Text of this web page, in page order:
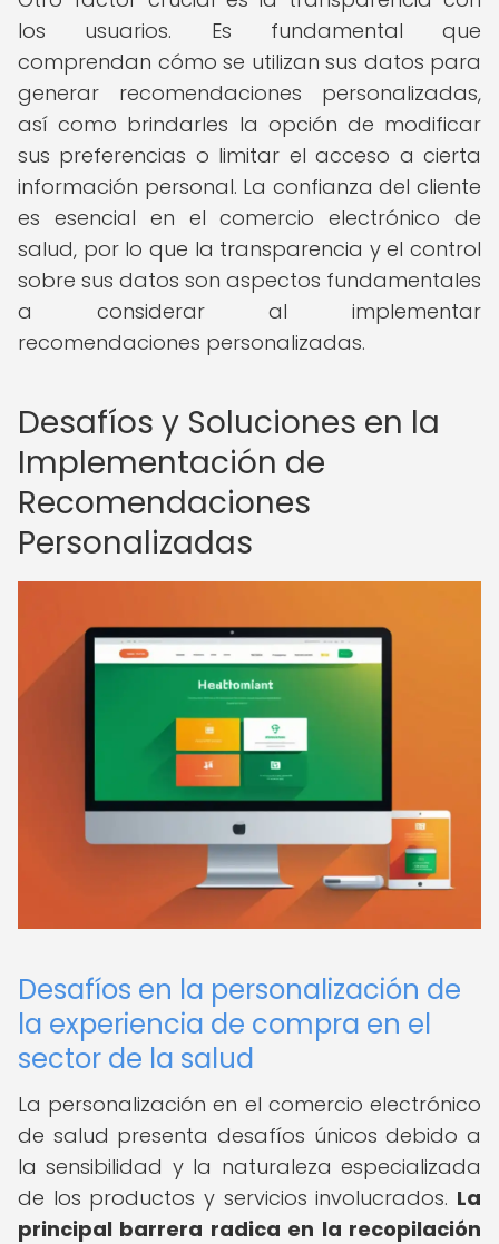
los usuarios. Es fundamental que
comprendan cómo se utilizan sus datos para
generar recomendaciones personalizadas,
así como brindarles la opción de modificar
sus preferencias o limitar el acceso a cierta
información personal. La confianza del cliente
es esencial en el comercio electrónico de
salud, por lo que la transparencia y el control
sobre sus datos son aspectos fundamentales
a considerar al implementar
recomendaciones personalizadas.
Desafíos y Soluciones en la
Implementación de
Recomendaciones
Personalizadas
Desafíos en la personalización de
la experiencia de compra en el
sector de la salud
La personalización en el comercio electrónico
de salud presenta desafíos únicos debido a
la sensibilidad y la naturaleza especializada
de los productos y servicios involucrados. La
principal barrera radica en la recopilación